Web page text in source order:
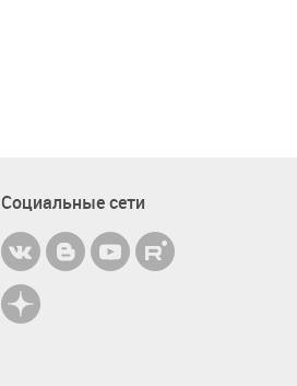
Социальные сети